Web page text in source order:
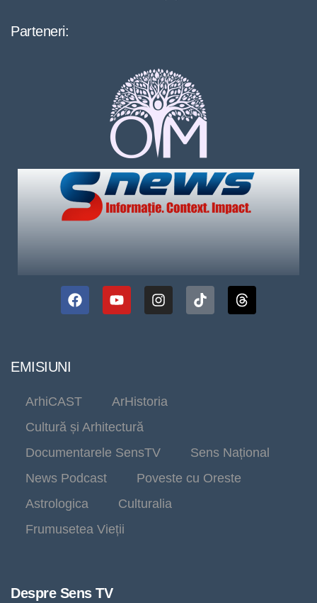
Parteneri:
EMISIUNI
ArhiCAST
ArHistoria
Cultură și Arhitectură
Documentarele SensTV
Sens Național
News Podcast
Poveste cu Oreste
Astrologica
Culturalia
Frumusetea Vieții
Despre Sens TV